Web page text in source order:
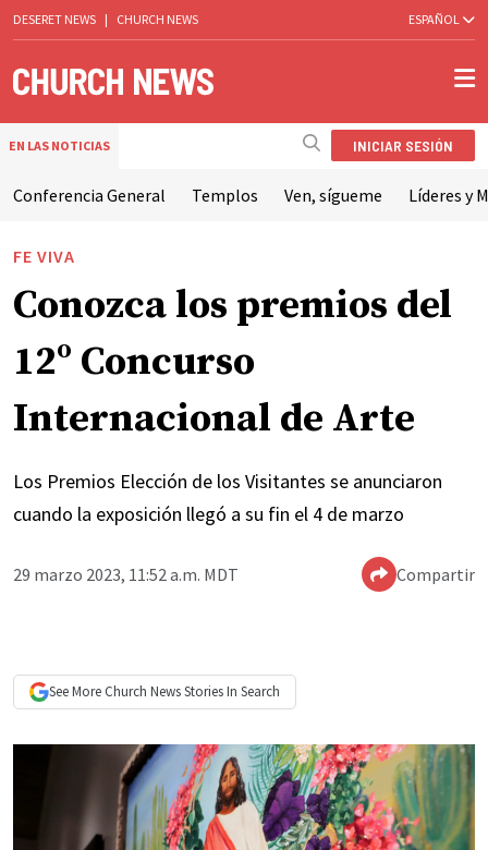
DESERET NEWS | CHURCH NEWS ESPAÑOL
EN LAS NOTICIAS INICIAR SESIÓN
Conferencia General Templos Ven, sígueme Líderes y
FE VIVA
Conozca los premios del
12º Concurso
Internacional de Arte
Los Premios Elección de los Visitantes se anunciaron
cuando la exposición llegó a su fin el 4 de marzo
29 marzo 2023, 11:52 a.m. MDT Compartir
See More Church NewsStories In Search